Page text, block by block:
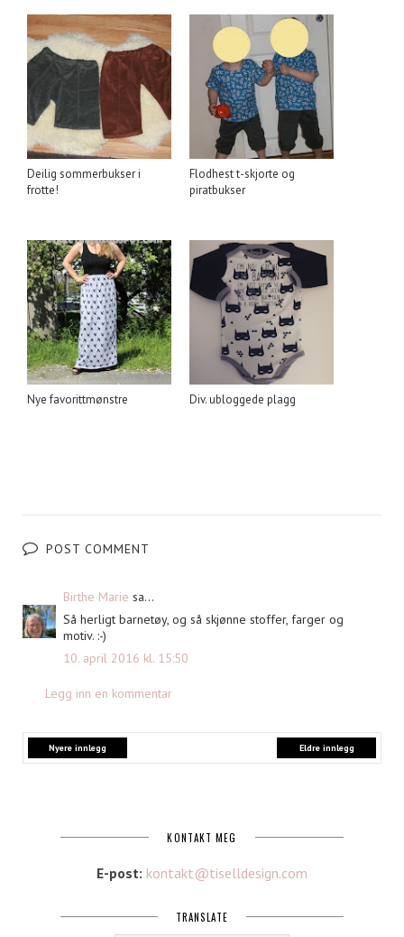
Deilig sommerbukser i
frotte!
Flodhest t-skjorte og
piratbukser
Nye favorittmønstre Div. ubloggede plagg
POST COMMENT
Birthe Marie sa...
Så herligt barnetøy, og så skjønne stoffer, farger og
motiv. :-)
10. april 2016 kl. 15:50
Legg inn en kommentar
Nyere innlegg Eldre innlegg
KONTAKT MEG
E-post: kontakt@tiselldesign.com
TRANSLATE